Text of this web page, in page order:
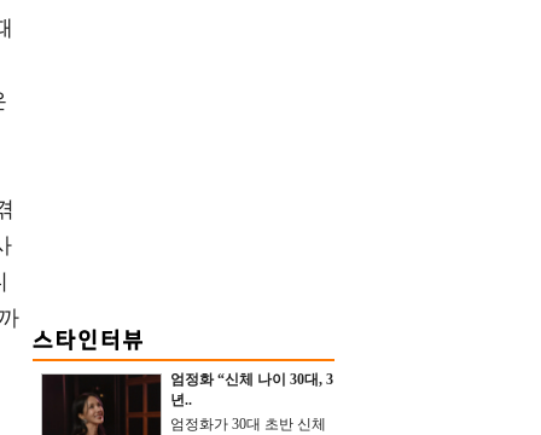
엄정화 “신체 나이 30대, 3
년..
엄정화가 30대 초반 신체